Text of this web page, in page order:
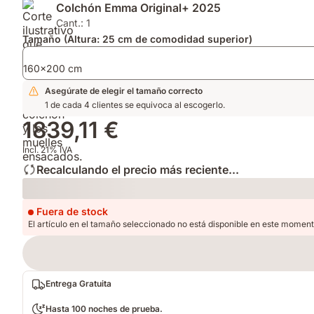
soporte
ergonómico
y
mejor
ventilación.
ajustables
en
firmeza
y
altura
para
adaptarse
tu
postura.
Protector
de
Colchón
para
un
confort
superior.
Colchón Emma Original+ 2025
Cant.: 1
Tamaño (Altura: 25 cm de comodidad superior)
160x200 cm
Asegúrate de elegir el tamaño correcto
1 de cada 4 clientes se equivoca al escogerlo.
1839,11 €
Incl. 21% IVA
Recalculando el precio más reciente...
Loading
Fuera de stock
El artículo en el tamaño seleccionado no está disponible en este
Entrega Gratuita
Hasta 100 noches de prueba.